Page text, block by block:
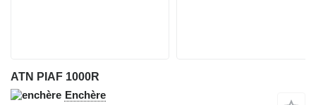
ATN PIAF 1000R
Enchère